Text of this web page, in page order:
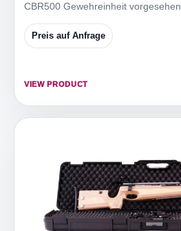
CBR500 Gewehreinheit vorgesehen.
Preis auf Anfrage
VIEW PRODUCT